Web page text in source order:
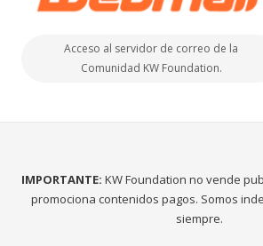
Acceso al servidor de correo de la
Comunidad KW Foundation.
IMPORTANTE: KW Foundation no vende
promociona contenidos pagos. Somos
siempre.